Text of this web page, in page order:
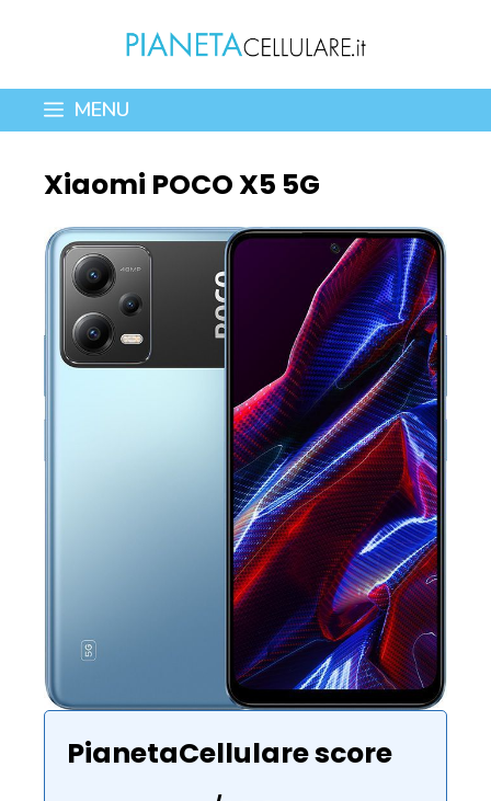
contenuto
MENU
Xiaomi POCO X5 5G
PianetaCellulare score